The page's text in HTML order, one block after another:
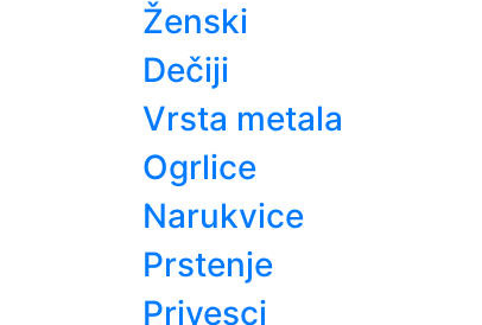
Ženski
Dečiji
Vrsta metala
Ogrlice
Narukvice
Prstenje
Privesci